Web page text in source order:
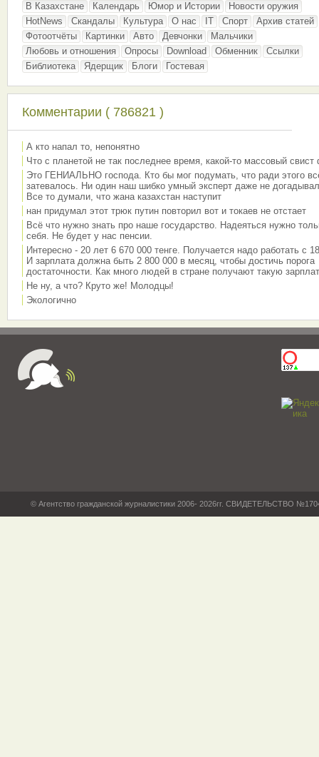
В Казахстане
Календарь Юмор и Истории
Новости оружия
HotNews
Скандалы Культура О нас IT Спорт
Архив статей
Фотоотчёты
Картинки Авто Девчонки
Мальчики
Любовь и отношения
Опросы Download Обменник
Ссылки
Библиотека
Ядерщик Блоги Гостевая
Комментарии ( 786821 )
А кто напал то, непонятно
Что с планетой не так последнее время, какой-то массовый свист
Это ГЕНИАЛЬНО господа. Кто бы мог подумать, что ради этого
затевалось. Ни один наш шибко умный эксперт даже не
Все то думали, что жана казахстан наступит
нан придумал этот трюк путин повторил вот и токаев не отстает
Всё что нужно знать про наше государство. Надеяться нужно
себя. Не будет у нас пенсии.
Интересно - 20 лет 6 670 000 тенге. Получается надо работать с
И зарплата должна быть 2 800 000 в месяц, чтобы достичь порога
достаточности. Как много людей в стране получают такую
Не ну, а что? Круто же! Молодцы!
Экологично
© Агентство гражданской журналистики 2006- 2026гг. СВИДЕТЕЛЬСТВО